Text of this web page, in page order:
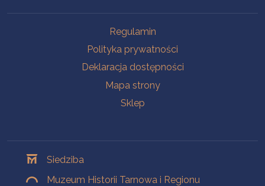
Regulamin
Polityka prywatności
Deklaracja dostępności
Mapa strony
Sklep
Siedziba
Muzeum Historii Tarnowa i Regionu